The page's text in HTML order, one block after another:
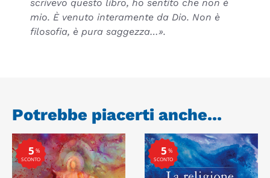
scrivevo questo libro, ho sentito che non è
mio. È venuto interamente da Dio. Non è
filosofia, è pura saggezza…».
Potrebbe piacerti anche...
%
SCONTO
5 %
SCONTO
5